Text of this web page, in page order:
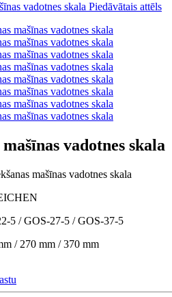
vadotnes skala
mašīnas vadotnes skala
5 / GOS-27-5 / GOS-37-5
/ 270 mm / 370 mm